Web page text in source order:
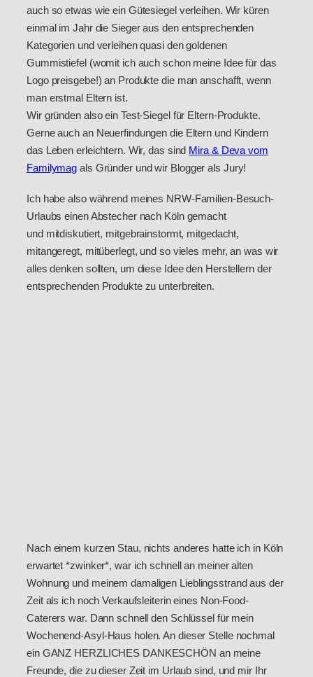
auch so etwas wie ein Gütesiegel verleihen. Wir küren
einmal im Jahr die Sieger aus den entsprechenden
Kategorien und verleihen quasi den goldenen
Gummistiefel (womit ich auch schon meine Idee für das
Logo preisgebe!) an Produkte die man anschafft, wenn
man erstmal Eltern ist.
Wir gründen also ein Test-Siegel für Eltern-Produkte.
Gerne auch an Neuerfindungen die Eltern und Kindern
das Leben erleichtern. Wir, das sind Mira & Deva vom
Familymag als Gründer und wir Blogger als Jury!
Ich habe also während meines NRW-Familien-Besuch-
Urlaubs einen Abstecher nach Köln gemacht
und mitdiskutiert, mitgebrainstormt, mitgedacht,
mitangeregt, mitüberlegt, und so vieles mehr, an was wir
alles denken sollten, um diese Idee den Herstellern der
entsprechenden Produkte zu unterbreiten.
Nach einem kurzen Stau, nichts anderes hatte ich in Köln
erwartet *zwinker*, war ich schnell an meiner alten
Wohnung und meinem damaligen Lieblingsstrand aus der
Zeit als ich noch Verkaufsleiterin eines Non-Food-
Caterers war. Dann schnell den Schlüssel für mein
Wochenend-Asyl-Haus holen. An dieser Stelle nochmal
ein GANZ HERZLICHES DANKESCHÖN an meine
Freunde, die zu dieser Zeit im Urlaub sind, und mir Ihr